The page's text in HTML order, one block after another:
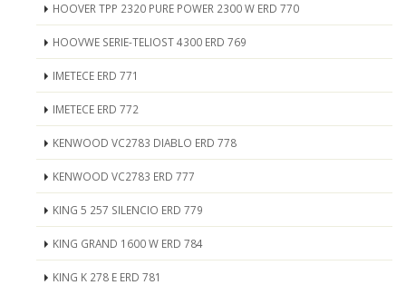
HOOVER TPP 2320 PURE POWER 2300 W ERD 770
HOOVWE SERIE-TELIOST 4300 ERD 769
IMETECE ERD 771
IMETECE ERD 772
KENWOOD VC2783 DIABLO ERD 778
KENWOOD VC2783 ERD 777
KING 5 257 SILENCIO ERD 779
KING GRAND 1600 W ERD 784
KING K 278 E ERD 781